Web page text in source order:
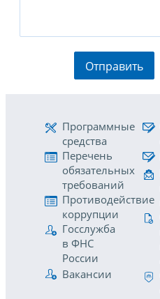
Отправить
Программные
средства
Перечень
обязательных
требований
Противодействие
коррупции
Госслужба
в ФНС
России
Вакансии